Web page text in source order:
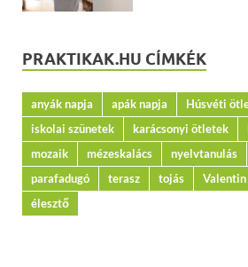
PRAKTIKAK.HU CÍMKÉK
anyák napja apák napja
Húsvéti
iskolai szünetek
karácsonyi ötletek
mozaik
mézeskalács nyelvtanulás
parafadugó
terasz tojás
élesztő